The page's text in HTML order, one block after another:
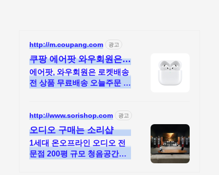
http://m.coupang.com 광고
쿠팡 에어팟 와우회원은
무제한 무료 배송
에어팟, 와우회원은 로켓배송
전 상품 무료배송 오늘주문 내
으로 더 빠르게!
http://www.sorishop.com 광고
오디오 구매는 소리샵
1세대 온오프라인 오디오 전
문점 200평 규모 청음공간에